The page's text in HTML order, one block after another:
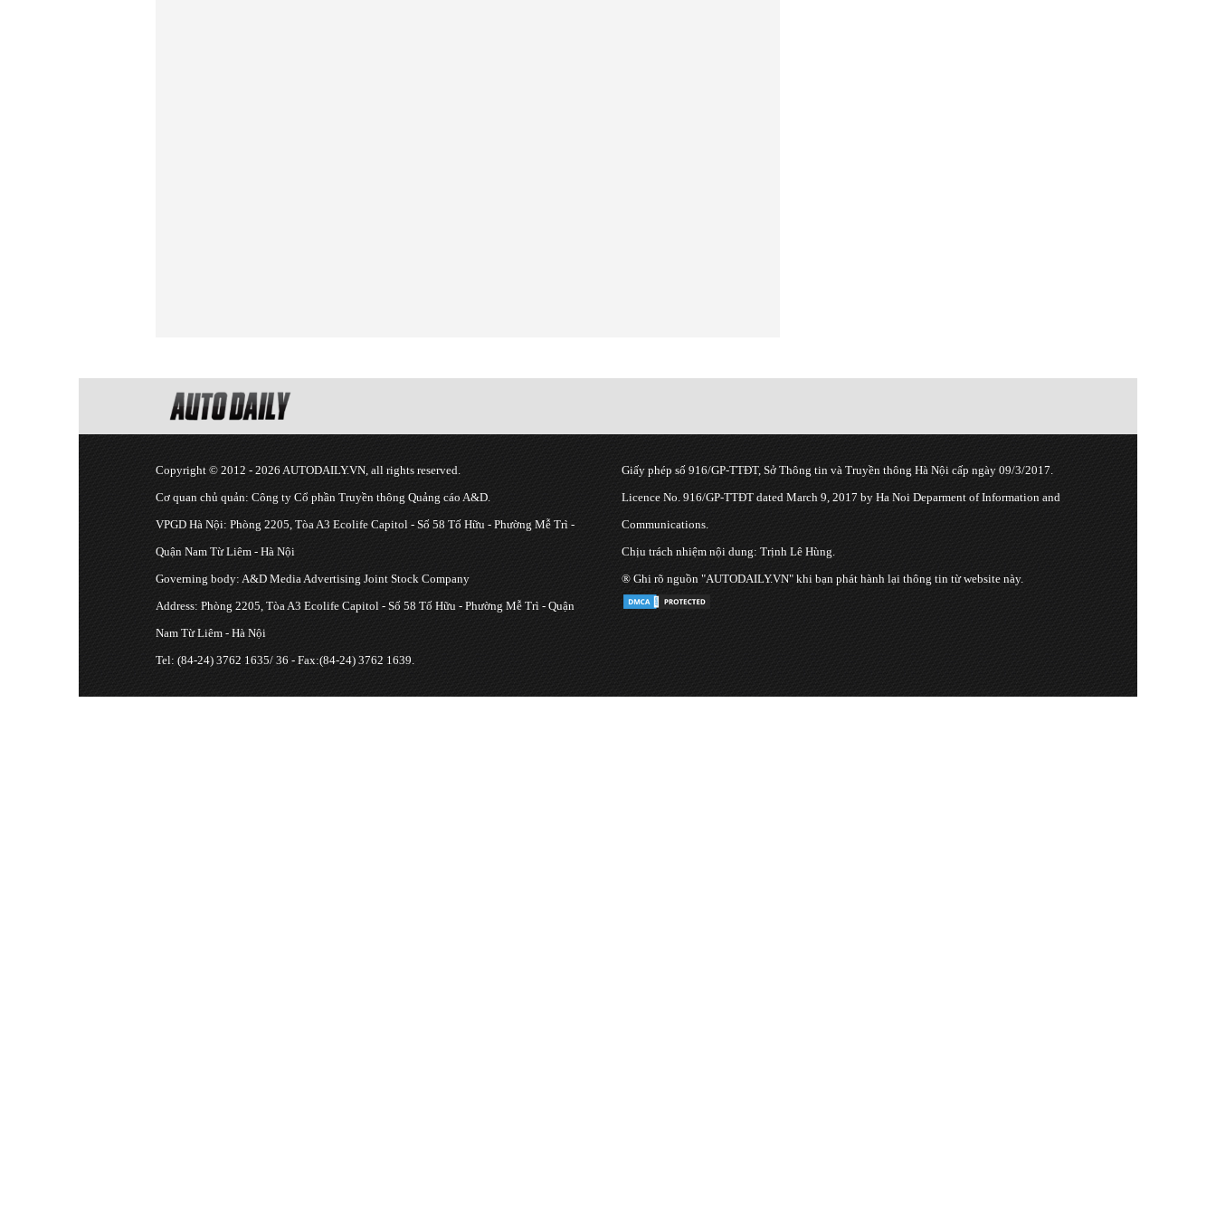
Copyright © 2012 - 2026 AUTODAILY.VN, all rights reserved.
Cơ quan chủ quản: Công ty Cổ phần Truyền thông Quảng cáo A&D.
VPGD Hà Nội: Phòng 2205, Tòa A3 Ecolife Capitol - Số 58 Tố Hữu - Phường Mễ Trì -
Quận Nam Từ Liêm - Hà Nội
Governing body: A&D Media Advertising Joint Stock Company
Address: Phòng 2205, Tòa A3 Ecolife Capitol - Số 58 Tố Hữu - Phường Mễ Trì - Quận
Nam Từ Liêm - Hà Nội
Tel: (84-24) 3762 1635/ 36 - Fax:(84-24) 3762 1639.
Giấy phép số 916/GP-TTĐT, Sở Thông tin và Truyền thông Hà Nội cấp ngày 09/3/2017.
Licence No. 916/GP-TTĐT dated March 9, 2017 by Ha Noi Deparment of Information and
Communications.
Chịu trách nhiệm nội dung: Trịnh Lê Hùng.
® Ghi rõ nguồn "AUTODAILY.VN" khi bạn phát hành lại thông tin từ website này.